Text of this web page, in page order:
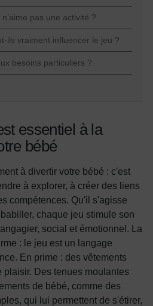
pas une activité ?
ils vraiment influencer le jeu ?
besoins particuliers ?
essentiel à la
bébé
à divertir votre bébé : c'est
à explorer, à créer des liens
compétences. Qu'il s'agisse
chaque jeu stimule son
social et émotionnel. La
: le jeu est un langage
En prime : des vêtements
plaisir. Des tenues moulantes
de bébé, comme des
qui lui permettent de s'étirer,